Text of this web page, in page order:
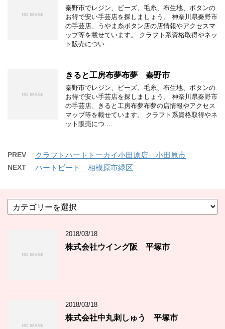
秦野市でレジン、ビーズ、毛糸、布生地、ボタンの
お得で安い手芸店を探しましょう。 神奈川県秦野市
の手芸店、うやま糸ボタン店の店情報やアクセスマ
ップ等を載せています。 クラフト系資格取得やネッ
ト販売につい …
きると工房布夢布夢 秦野市
秦野市でレジン、ビーズ、毛糸、布生地、ボタンの
お得で安い手芸店を探しましょう。 神奈川県秦野市
の手芸店、きると工房布夢布夢の店情報やアクセス
マップ等を載せています。 クラフト系資格取得やネ
ット販売につ …
PREV クラフトハートトーカイ小田原店 小田原市
NEXT ハートビート 相模原市緑区
テ
2018/03/18
株式会社ウイング阪 平塚市
2018/03/18
株式会社中丸刺しゅう 平塚市